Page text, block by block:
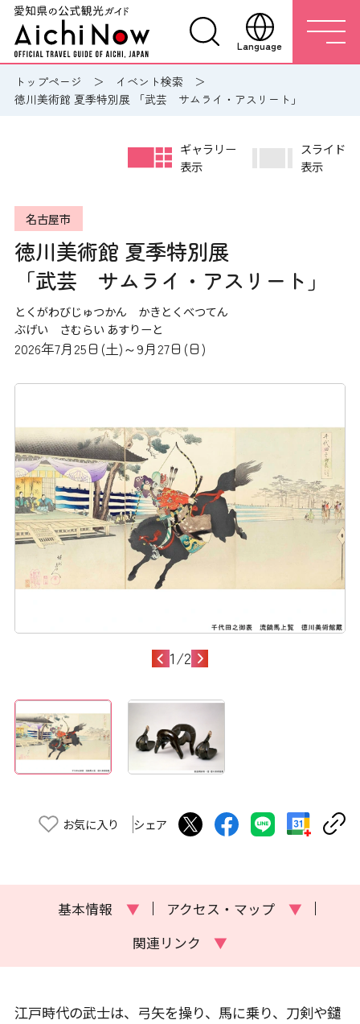
Language
トップページ
イベント検索
徳川美術館 夏季特別展 「武芸 サムライ・アスリート」
名古屋市
徳川美術館 夏季特別展
「武芸 サムライ・アスリート」
とくがわびじゅつかん かきとくべつてん
ぶげい さむらい あすりーと
2026年7月25日(土)～9月27日(日)
ギャラリー
表示
スライド
表示
1/2
お気に入り シェア
基本情報 ▼ アクセス・マップ
▼
関連リンク
▼
江戸時代の武士は、弓矢を操り、馬に乗り、刀剣や鑓